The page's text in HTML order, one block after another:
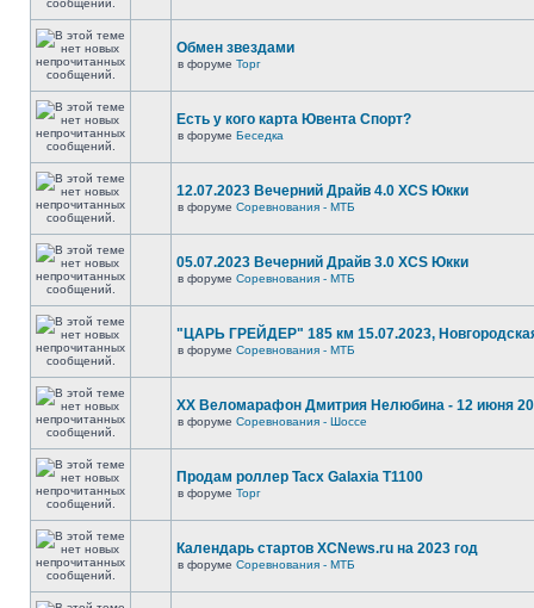
Обмен звездами
в форуме Торг
Есть у кого карта Ювента Спорт?
в форуме Беседка
12.07.2023 Вечерний Драйв 4.0 XCS Юкки
в форуме Соревнования - МТБ
05.07.2023 Вечерний Драйв 3.0 XCS Юкки
в форуме Соревнования - МТБ
"ЦАРЬ ГРЕЙДЕР" 185 км 15.07.2023,
в форуме Соревнования - МТБ
XX Веломарафон Дмитрия Нелюбина - 12 июня
в форуме Соревнования - Шоссе
Продам роллер Tacx Galaxia T1100
в форуме Торг
Календарь стартов XCNews.ru на 2023 год
в форуме Соревнования - МТБ